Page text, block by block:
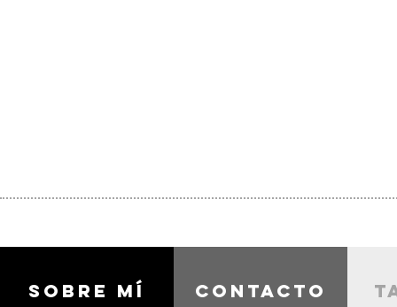
Sobre mí contacto